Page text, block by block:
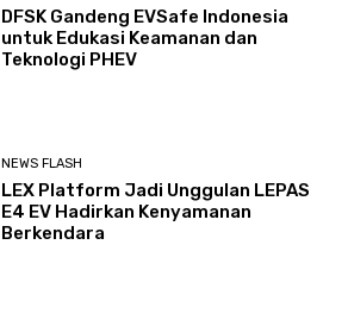
DFSK Gandeng EVSafe Indonesia
untuk Edukasi Keamanan dan
Teknologi PHEV
NEWS FLASH
LEX Platform Jadi Unggulan LEPAS
E4 EV Hadirkan Kenyamanan
Berkendara